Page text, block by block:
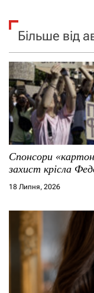
Більше від
Спонсори
захист крісла
18 Липня, 2026